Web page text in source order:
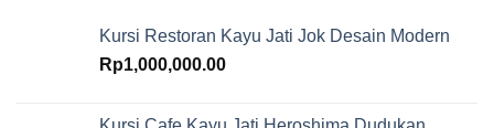
Kursi Restoran Kayu Jati Jok Desain Modern
Rp1,000,000.00